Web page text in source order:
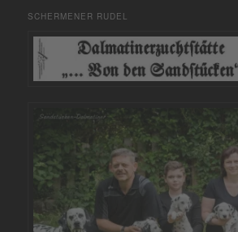
SCHERMENER RUDEL